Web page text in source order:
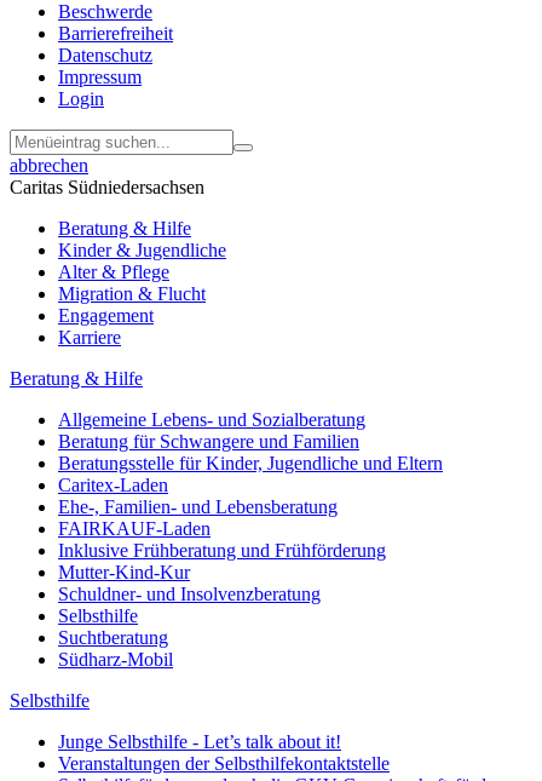
Beschwerde
Barrierefreiheit
Datenschutz
Impressum
Login
abbrechen
Caritas Südniedersachsen
Beratung & Hilfe
Kinder & Jugendliche
Alter & Pflege
Migration & Flucht
Engagement
Karriere
Beratung & Hilfe
Allgemeine Lebens- und Sozialberatung
Beratung für Schwangere und Familien
Beratungsstelle für Kinder, Jugendliche und Eltern
Caritex-Laden
Ehe-, Familien- und Lebensberatung
FAIRKAUF-Laden
Inklusive Frühberatung und Frühförderung
Mutter-Kind-Kur
Schuldner- und Insolvenzberatung
Selbsthilfe
Suchtberatung
Südharz-Mobil
Selbsthilfe
Junge Selbsthilfe - Let’s talk about it!
Veranstaltungen der Selbsthilfekontaktstelle